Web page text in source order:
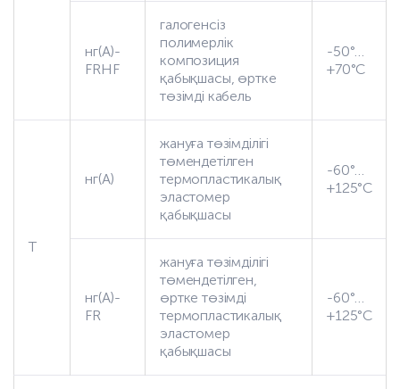
нг(А)-
FRHF
галогенсіз
полимерлік
композиция
қабықшасы, өртке
төзімді кабель
-50°…
+70°С
Т
нг(А)
жануға төзімділігі
төмендетілген
термопластикалық
эластомер
қабықшасы
-60°…
+125°С
нг(А)-
FR
жануға төзімділігі
төмендетілген,
өртке төзімді
термопластикалық
эластомер
қабықшасы
-60°…
+125°С